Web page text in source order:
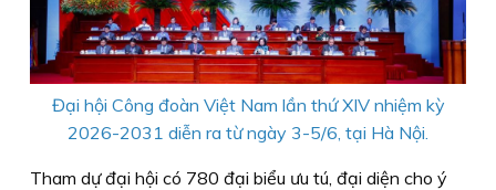
Đại hội Công đoàn Việt Nam lần thứ XIV nhiệm kỳ
2026-2031 diễn ra từ ngày 3-5/6, tại Hà Nội.
Tham dự đại hội có 780 đại biểu ưu tú, đại diện cho ý